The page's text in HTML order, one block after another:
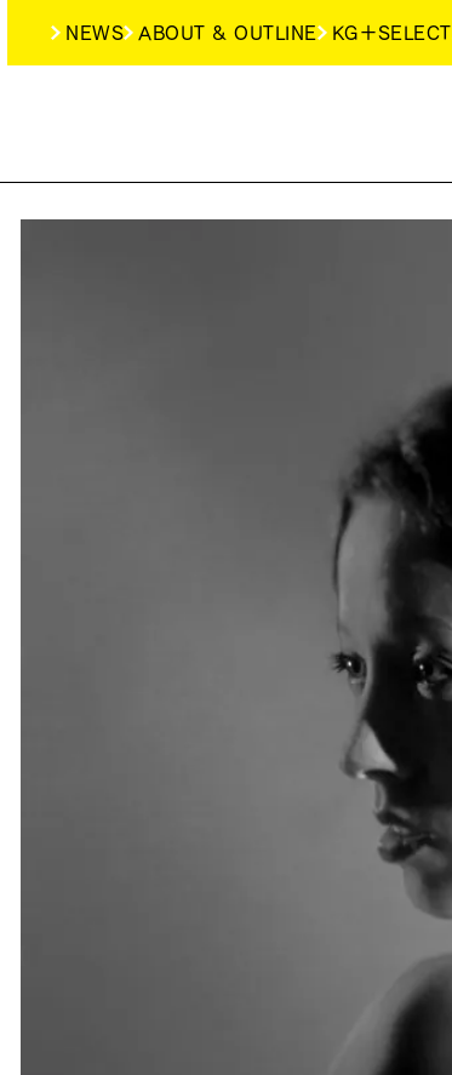
NEWS ABOUT & OUTLINE KG＋SELECT